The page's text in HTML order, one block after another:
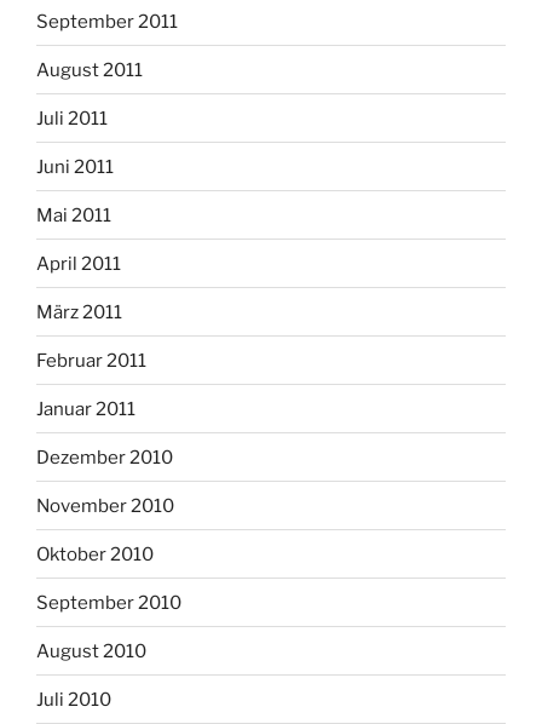
September 2011
August 2011
Juli 2011
Juni 2011
Mai 2011
April 2011
März 2011
Februar 2011
Januar 2011
Dezember 2010
November 2010
Oktober 2010
September 2010
August 2010
Juli 2010